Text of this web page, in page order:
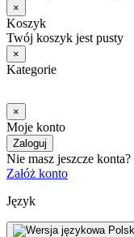
×
Koszyk
Twój koszyk jest pusty
×
Kategorie
×
Moje konto
Zaloguj
Nie masz jeszcze konta?
Załóż konto
Język